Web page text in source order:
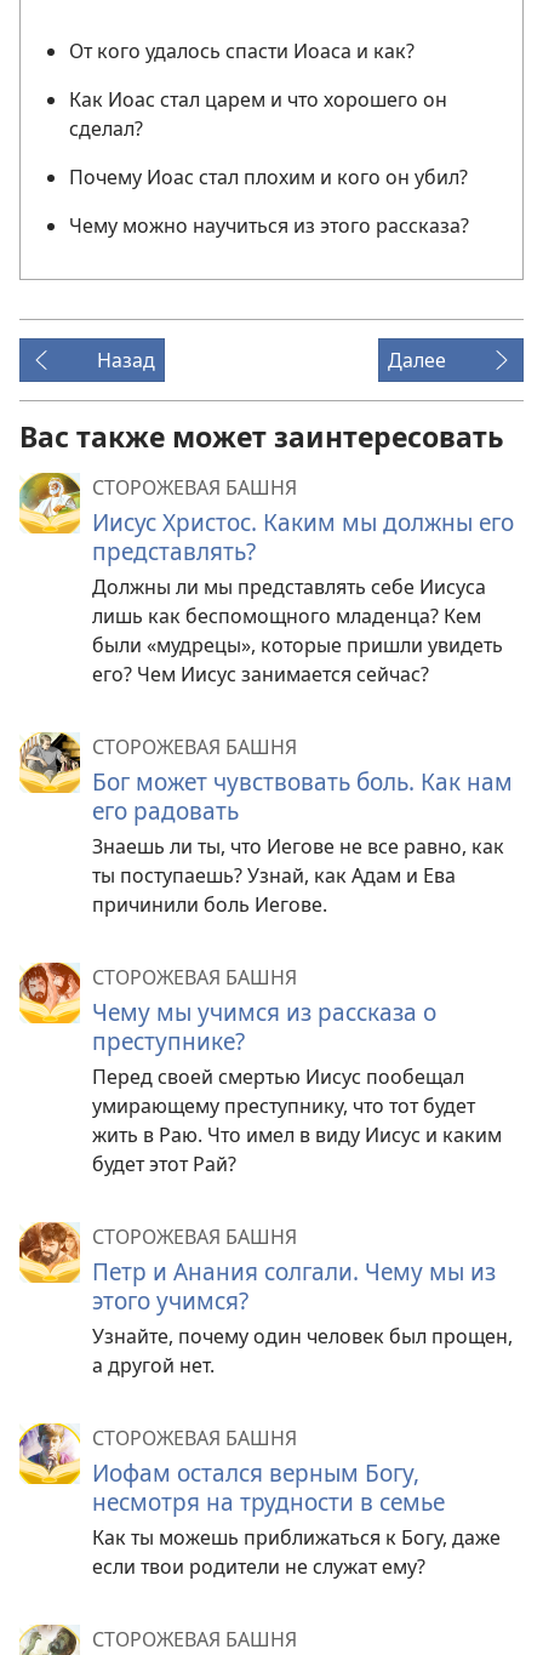
От кого удалось спасти Иоаса и как?
Как Иоас стал царем и что хорошего он
сделал?
Почему Иоас стал плохим и кого он убил?
Чему можно научиться из этого рассказа?
Назад Далее
Вас также может заинтересовать
СТОРОЖЕВАЯ БАШНЯ
Иисус Христос. Каким мы должны его
представлять?
Должны ли мы представлять себе Иисуса
лишь как беспомощного младенца? Кем
были «мудрецы», которые пришли увидеть
его? Чем Иисус занимается сейчас?
СТОРОЖЕВАЯ БАШНЯ
Бог может чувствовать боль. Как нам
его радовать
Знаешь ли ты, что Иегове не все равно, как
ты поступаешь? Узнай, как Адам и Ева
причинили боль Иегове.
СТОРОЖЕВАЯ БАШНЯ
Чему мы учимся из рассказа о
преступнике?
Перед своей смертью Иисус пообещал
умирающему преступнику, что тот будет
жить в Раю. Что имел в виду Иисус и каким
будет этот Рай?
СТОРОЖЕВАЯ БАШНЯ
Петр и Анания солгали. Чему мы из
этого учимся?
Узнайте, почему один человек был прощен,
а другой нет.
СТОРОЖЕВАЯ БАШНЯ
Иофам остался верным Богу,
несмотря на трудности в семье
Как ты можешь приближаться к Богу, даже
если твои родители не служат ему?
СТОРОЖЕВАЯ БАШНЯ